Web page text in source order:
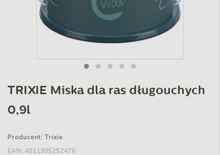
TRIXIE Miska dla ras długouchych
0,9l
Producent: Trixie
EAN: 4011905252476